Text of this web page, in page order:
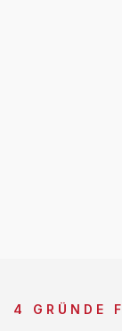
4 GRÜNDE